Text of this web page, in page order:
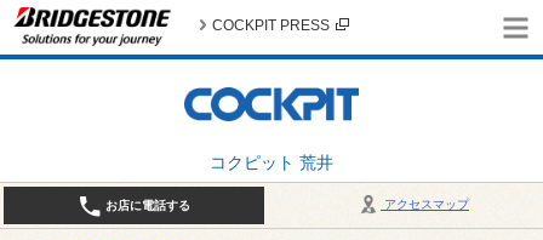
コクピット 荒井
COCKPIT PRESS
アクセスマップ
お店に電話する